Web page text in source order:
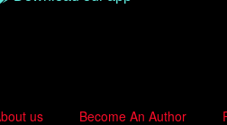
us Become An Author